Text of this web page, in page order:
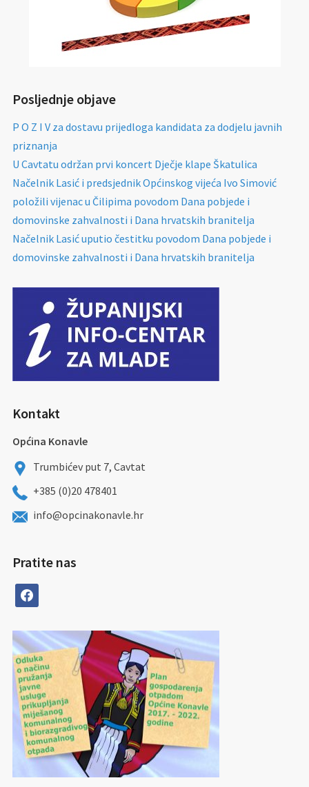
Posljednje objave
P O Z I V za dostavu prijedloga kandidata za dodjelu javnih
priznanja
U Cavtatu održan prvi koncert Dječje klape Škatulica
Načelnik Lasić i predsjednik Općinskog vijeća Ivo Simović
položili vijenac u Čilipima povodom Dana pobjede i
domovinske zahvalnosti i Dana hrvatskih branitelja
Načelnik Lasić uputio čestitku povodom Dana pobjede i
domovinske zahvalnosti i Dana hrvatskih branitelja
Kontakt
Općina Konavle
Trumbićev put 7, Cavtat
+385 (0)20 478401
info@opcinakonavle.hr
Pratite nas
facebook